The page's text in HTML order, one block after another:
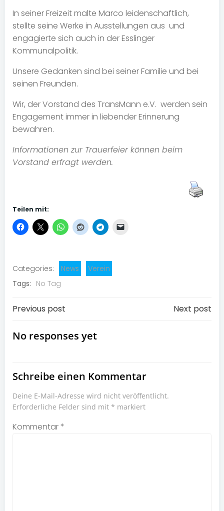
In seiner Freizeit malte Marco leidenschaftlich,
stellte seine Werke in Ausstellungen aus und
engagierte sich auch in der Esslinger
Kommunalpolitik.
Unsere Gedanken sind bei seiner Familie und bei
seinen Freunden.
Wir, der Vorstand des TransMann e.V. werden sein
Engagement immer in liebender Erinnerung
bewahren.
Informationen zur Trauerfeier können beim
Vorstand erfragt werden.
Teilen mit:
Categories: News
Verein
Tags: No Tag
Post
navigation
Previous post Next post
No responses yet
Schreibe einen Kommentar
Deine E-Mail-Adresse wird nicht veröffentlicht.
Erforderliche Felder sind mit * markiert
Kommentar*